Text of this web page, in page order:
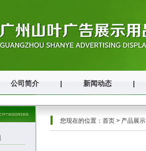
公司简介 | 新闻动态 |
您现在的位置： 首页 > 产品展示